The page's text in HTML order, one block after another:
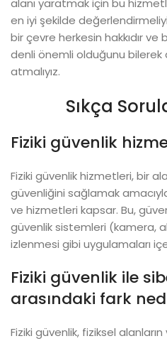
alanı yaratmak için bu
en iyi şekilde
bir çevre herkesin hakkıdır
denli önemli olduğunu bilerek
atmalıyız.
Sıkça
Fiziki güvenlik
Fiziki güvenlik hizmetleri, bir
güvenliğini sağlamak
ve hizmetleri kapsar. Bu,
güvenlik sistemleri (kamera,
izlenmesi gibi uygulamaları
Fiziki güvenlik ile
arasındaki fark
Fiziki güvenlik, fiziksel alanların